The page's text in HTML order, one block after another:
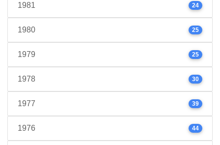
1981 24
1980 25
1979 25
1978 30
1977 39
1976 44